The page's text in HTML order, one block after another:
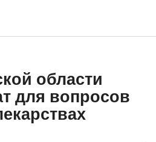
области
для вопросов